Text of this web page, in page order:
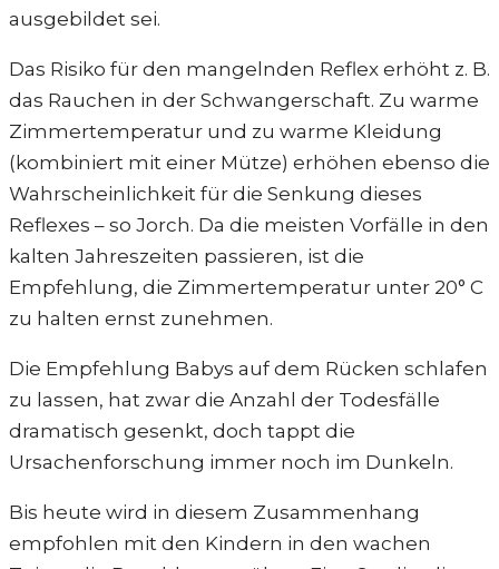
ausgebildet sei.
Das Risiko für den mangelnden Reflex erhöht z. B.
das Rauchen in der Schwangerschaft. Zu warme
Zimmertemperatur und zu warme Kleidung
(kombiniert mit einer Mütze) erhöhen ebenso die
Wahrscheinlichkeit für die Senkung dieses
Reflexes – so Jorch. Da die meisten Vorfälle in den
kalten Jahreszeiten passieren, ist die
Empfehlung, die Zimmertemperatur unter 20° C
zu halten ernst zunehmen.
Die Empfehlung Babys auf dem Rücken schlafen
zu lassen, hat zwar die Anzahl der Todesfälle
dramatisch gesenkt, doch tappt die
Ursachenforschung immer noch im Dunkeln.
Bis heute wird in diesem Zusammenhang
empfohlen mit den Kindern in den wachen